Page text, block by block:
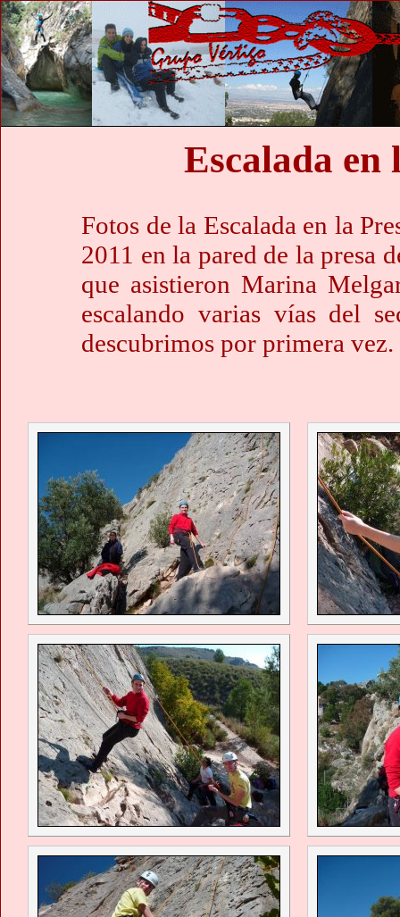
Escalada en
Fotos de la Escalada en la
2011 en la pared de la presa
que asistieron Marina
escalando varias vías del
descubrimos por primera vez.